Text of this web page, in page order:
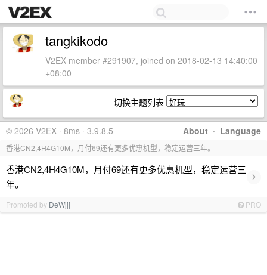
tangkikodo
V2EX member #291907, joined on 2018-02-13 14:40:00
+08:00
切换主题列表
About · Language
© 2026 V2EX · 8ms · 3.9.8.5
香港CN2,4H4G10M，月付69还有更多优惠机型，稳定运营三年。
香港CN2,4H4G10M，月付69还有更多优惠机型，稳定运营三
年。
›
Promoted by DeWjjj PRO